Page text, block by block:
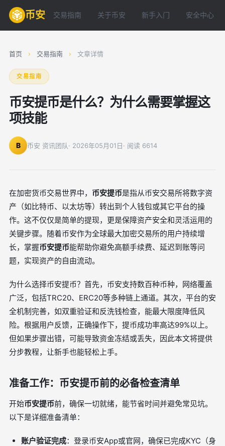
币安 交易指南 关于币安 新手入门 安全中心
首页 › 交易指南 › 文章详情
交易指南
币安提币是什么？为什么需要掌握这
项技能
B 币安 资讯团队· 2026年05月01日· 阅读 6614
在加密货币交易世界中， 币安提币是指从币安交易所将数字资
产（如比特币、以太坊等）转出到个人钱包或其它平台的操
作。这不仅仅是简单的提现，更是保障资产安全和灵活运用的
关键步骤。随着币安作为全球最大加密交易所的用户持续增
长，掌握币安提币能帮助你避免高额手续费、延迟到账等问
题，实现资产的自由流动。
为什么选择币安提币？首先，币安支持数百种币种，网络覆盖
广泛，包括TRC20、ERC20等多种链上通道。其次，平台的安
全机制完善，如双重验证和反洗钱检查，能最大限度降低风
险。根据用户反馈，正确操作下，提币成功率高达99%以上。
但如果步骤出错，可能导致资金冻结或丢失，因此本文将提供
分步教程，让新手也能轻松上手。
准备工作：币安提币前的必备检查清单
开始币安提币前，确保一切就绪，能节省时间并避免常见坑。
以下是详细准备清单：
账户验证完成：登录币安App或官网，确保已完成KYC（身